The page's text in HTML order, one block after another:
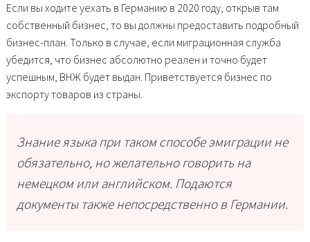
Если вы ходите уехать в Германию в 2020 году, открыв там
собственный бизнес, то вы должны предоставить подробный
бизнес-план. Только в случае, если миграционная служба
убедится, что бизнес абсолютно реален и точно будет
успешным, ВНЖ будет выдан. Приветствуется бизнес по
экспорту товаров из страны.
Знание языка при таком способе эмиграции не
обязательно, но желательно говорить на
немецком или английском. Подаются
документы также непосредственно в Германии.